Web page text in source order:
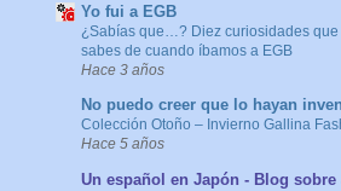
Yo fui a EGB
¿Sabías que…? Diez curiosidades que
sabes de cuando íbamos a EGB
Hace 3 años
No puedo creer que lo hayan
Colección Otoño – Invierno Gallina
Hace 5 años
Un español en Japón - Blog sobre